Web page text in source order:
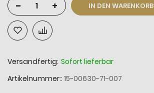
- + IN DEN WARENKORB
Versandfertig: Sofort lieferbar
Artikelnummer: 15-00630-71-007